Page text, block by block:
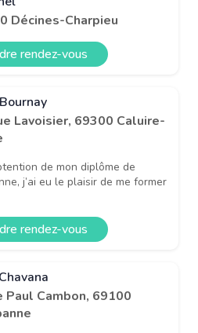
Décines-Charpieu
rendez-vous
Lavoisier, 69300 Caluire-
de mon diplôme de
j’ai eu le plaisir de me former
rendez-vous
Paul Cambon, 69100